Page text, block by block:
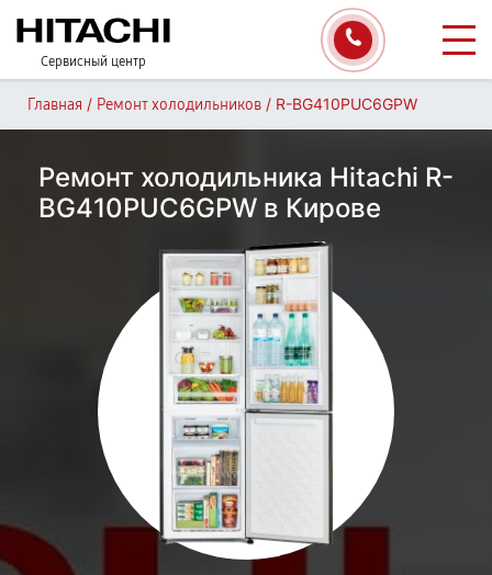
Сервисный центр
Главная / Ремонт холодильников / R-BG410PUC6GPW
Ремонт холодильника Hitachi R-
BG410PUC6GPW в Кирове